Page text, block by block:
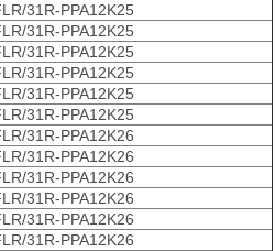
31R-PPA12K25
31R-PPA12K25
31R-PPA12K25
31R-PPA12K25
31R-PPA12K25
31R-PPA12K25
31R-PPA12K26
31R-PPA12K26
31R-PPA12K26
31R-PPA12K26
31R-PPA12K26
31R-PPA12K26